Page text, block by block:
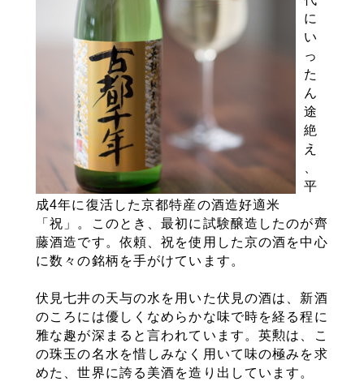
に
い
っ
た
ん
途
絶
え
平
成4年に復活した京都特産の酒造好適米
「祝」。このとき、最初に試験醸造したのが齊
藤酒造です。依頼、祝を使用した京の酒を中心
に数々の銘柄を手がけています。
伏見七井の天与の水を用いた伏見の酒は、新酒
のころには優しくなめらかな味で時を経る程に
雅な趣が深まると言われています。英勲は、こ
の珠玉の名水を惜しみなく用いて味の極みを求
めた、世界に誇る美酒を造り出しています。